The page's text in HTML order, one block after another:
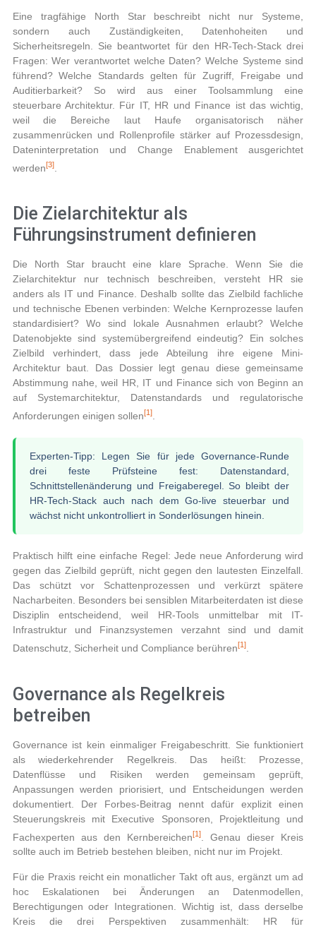
Eine tragfähige North Star beschreibt nicht nur Systeme,
sondern auch Zuständigkeiten, Datenhoheiten und
Sicherheitsregeln. Sie beantwortet für den HR‑Tech‑Stack drei
Fragen: Wer verantwortet welche Daten? Welche Systeme sind
führend? Welche Standards gelten für Zugriff, Freigabe und
Auditierbarkeit? So wird aus einer Toolsammlung eine
steuerbare Architektur. Für IT, HR und Finance ist das wichtig,
weil die Bereiche laut Haufe organisatorisch näher
zusammenrücken und Rollenprofile stärker auf Prozessdesign,
Dateninterpretation und Change Enablement ausgerichtet
werden[3].
Die Zielarchitektur als
Führungsinstrument definieren
Die North Star braucht eine klare Sprache. Wenn Sie die
Zielarchitektur nur technisch beschreiben, versteht HR sie
anders als IT und Finance. Deshalb sollte das Zielbild fachliche
und technische Ebenen verbinden: Welche Kernprozesse laufen
standardisiert? Wo sind lokale Ausnahmen erlaubt? Welche
Datenobjekte sind systemübergreifend eindeutig? Ein solches
Zielbild verhindert, dass jede Abteilung ihre eigene Mini-
Architektur baut. Das Dossier legt genau diese gemeinsame
Abstimmung nahe, weil HR, IT und Finance sich von Beginn an
auf Systemarchitektur, Datenstandards und regulatorische
Anforderungen einigen sollen[1].
Experten-Tipp: Legen Sie für jede Governance-Runde
drei feste Prüfsteine fest: Datenstandard,
Schnittstellenänderung und Freigaberegel. So bleibt der
HR‑Tech‑Stack auch nach dem Go-live steuerbar und
wächst nicht unkontrolliert in Sonderlösungen hinein.
Praktisch hilft eine einfache Regel: Jede neue Anforderung wird
gegen das Zielbild geprüft, nicht gegen den lautesten Einzelfall.
Das schützt vor Schattenprozessen und verkürzt spätere
Nacharbeiten. Besonders bei sensiblen Mitarbeiterdaten ist diese
Disziplin entscheidend, weil HR-Tools unmittelbar mit IT-
Infrastruktur und Finanzsystemen verzahnt sind und damit
Datenschutz, Sicherheit und Compliance berühren[1].
Governance als Regelkreis
betreiben
Governance ist kein einmaliger Freigabeschritt. Sie funktioniert
als wiederkehrender Regelkreis. Das heißt: Prozesse,
Datenflüsse und Risiken werden gemeinsam geprüft,
Anpassungen werden priorisiert, und Entscheidungen werden
dokumentiert. Der Forbes-Beitrag nennt dafür explizit einen
Steuerungskreis mit Executive Sponsoren, Projektleitung und
Fachexperten aus den Kernbereichen[1]
. Genau dieser Kreis
sollte auch im Betrieb bestehen bleiben, nicht nur im Projekt.
Für die Praxis reicht ein monatlicher Takt oft aus, ergänzt um ad
hoc Eskalationen bei Änderungen an Datenmodellen,
Berechtigungen oder Integrationen. Wichtig ist, dass derselbe
Kreis die drei Perspektiven zusammenhält: HR für